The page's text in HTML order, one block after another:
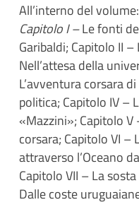
All’interno del
Capitolo I –Le fonti
Garibaldi; Capitolo II
Nell’attesa della
L’avventura corsara
politica; Capitolo IV –
«Mazzini»; Capitolo V
corsara; Capitolo VI –
attraverso l’Oceano
Capitolo VII – La
Dalle coste